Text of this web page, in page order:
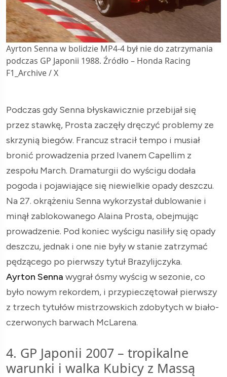
Ayrton Senna w bolidzie MP4-4 był nie do zatrzymania
podczas GP Japonii 1988. Źródło – Honda Racing
F1_Archive / X
Podczas gdy Senna błyskawicznie przebijał się
przez stawkę, Prosta zaczęły dręczyć problemy ze
skrzynią biegów. Francuz stracił tempo i musiał
bronić prowadzenia przed Ivanem Capellim z
zespołu March. Dramaturgii do wyścigu dodała
pogoda i pojawiające się niewielkie opady deszczu.
Na 27. okrążeniu Senna wykorzystał dublowanie i
minął zablokowanego Alaina Prosta, obejmując
prowadzenie. Pod koniec wyścigu nasiliły się opady
deszczu, jednak i one nie były w stanie zatrzymać
pędzącego po pierwszy tytuł Brazylijczyka.
Ayrton Senna wygrał ósmy wyścig w sezonie, co
było nowym rekordem, i przypieczętował pierwszy
z trzech tytułów mistrzowskich zdobytych w biało-
czerwonych barwach McLarena.
4. GP Japonii 2007 – tropikalne
warunki i walka Kubicy z Massą